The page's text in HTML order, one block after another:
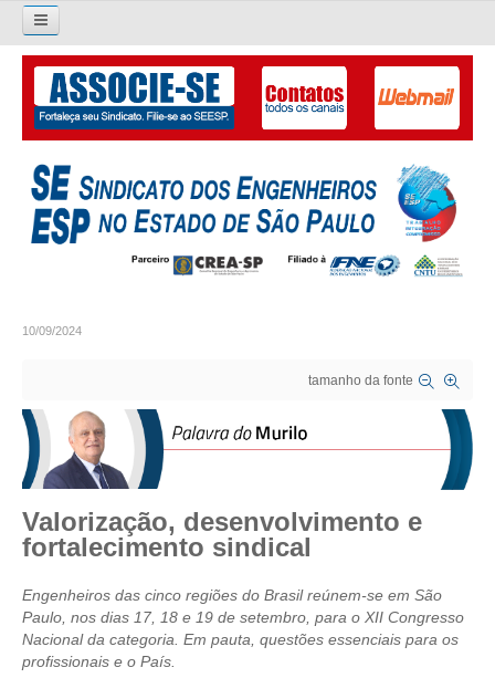
Pesquisar...
O SINDICATO
APRESENTAÇÃO
PALAVRA DO PRESIDENTE
GALERIA EX-PRESIDENTES
ORGANOGRAMA
CRESCE BRASIL
HISTÓRICO E ATUAÇÃO
COMPOSIÇÃO
10/09/2024
tamanho da fonte
Valorização, desenvolvimento e
fortalecimento sindical
Engenheiros das cinco regiões do Brasil reúnem-se em São
Paulo, nos dias 17, 18 e 19 de setembro, para o XII Congresso
Nacional da categoria. Em pauta, questões essenciais para os
profissionais e o País.